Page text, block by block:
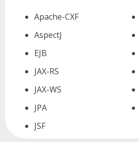
Apache-CXF
AspectJ
EJB
JAX-RS
JAX-WS
JPA
JSF